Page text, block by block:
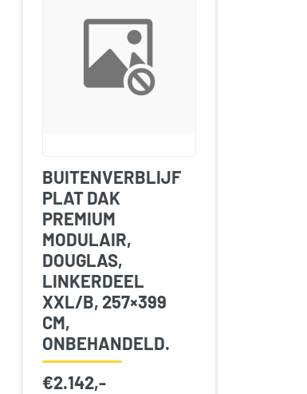
BUITENVERBLIJF
PLAT DAK
PREMIUM
MODULAIR,
DOUGLAS,
LINKERDEEL
XXL/B, 257×399
CM,
ONBEHANDELD.
€2.142,-